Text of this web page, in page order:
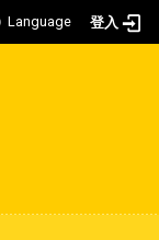
Language 登入